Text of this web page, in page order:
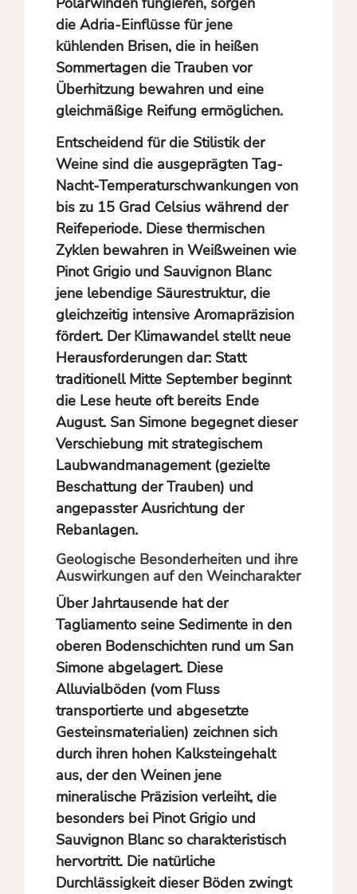
die Adria-Einflüsse für jene
kühlenden Brisen, die in heißen
Sommertagen die Trauben vor
Überhitzung bewahren und eine
gleichmäßige Reifung ermöglichen.
Entscheidend für die Stilistik der
Weine sind die ausgeprägten Tag-
Nacht-Temperaturschwankungen von
bis zu 15 Grad Celsius während der
Reifeperiode. Diese thermischen
Zyklen bewahren in Weißweinen wie
Pinot Grigio und Sauvignon Blanc
jene lebendige Säurestruktur, die
gleichzeitig intensive Aromapräzision
fördert. Der Klimawandel stellt neue
Herausforderungen dar: Statt
traditionell Mitte September beginnt
die Lese heute oft bereits Ende
August. San Simone begegnet dieser
Verschiebung mit strategischem
Laubwandmanagement (gezielte
Beschattung der Trauben) und
angepasster Ausrichtung der
Rebanlagen.
Geologische Besonderheiten und ihre
Auswirkungen auf den Weincharakter
Über Jahrtausende hat der
Tagliamento seine Sedimente in den
oberen Bodenschichten rund um San
Simone abgelagert. Diese
Alluvialböden (vom Fluss
transportierte und abgesetzte
Gesteinsmaterialien) zeichnen sich
durch ihren hohen Kalksteingehalt
aus, der den Weinen jene
mineralische Präzision verleiht, die
besonders bei Pinot Grigio und
Sauvignon Blanc so charakteristisch
hervortritt. Die natürliche
Durchlässigkeit dieser Böden zwingt